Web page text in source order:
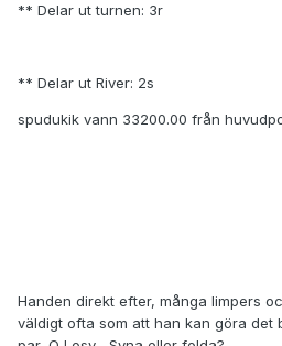
** Delar ut turnen: 3r
** Delar ut River: 2s
spudukik vann 33200.00 från
Handen direkt efter, många limpers
väldigt ofta som att han kan göra det